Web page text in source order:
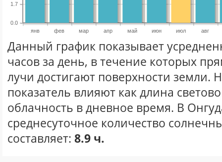
янв фев мар апр май июн июл авг
0.0
1.7
Данный график показывает
часов за день, в течение которых
лучи достигают поверхности земли.
показатель влияют как длина
облачность в дневное время. В
среднесуточное количество
составляет: 8.9 ч.